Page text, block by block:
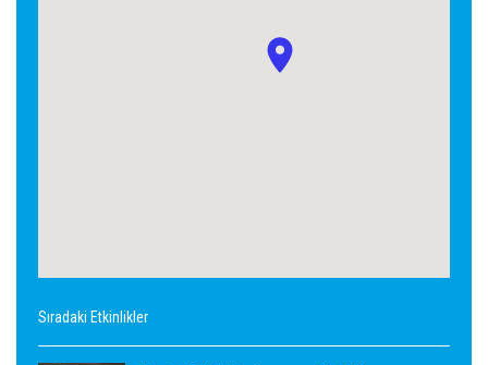
Sıradaki Etkinlikler